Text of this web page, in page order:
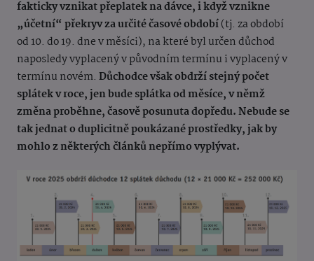
fakticky vznikat přeplatek na dávce, i když vznikne
„účetní“ překryv za určité časové období(tj. za období
od 10. do 19. dne v měsíci), na které byl určen důchod
naposledy vyplacený v původním termínu i vyplacený v
termínu novém. Důchodce však obdrží stejný počet
splátek v roce, jen bude splátka od měsíce, v němž
změna proběhne, časově posunuta dopředu. Nebude se
tak jednat o duplicitně poukázané prostředky, jak by
mohlo z některých článků nepřímo vyplývat.